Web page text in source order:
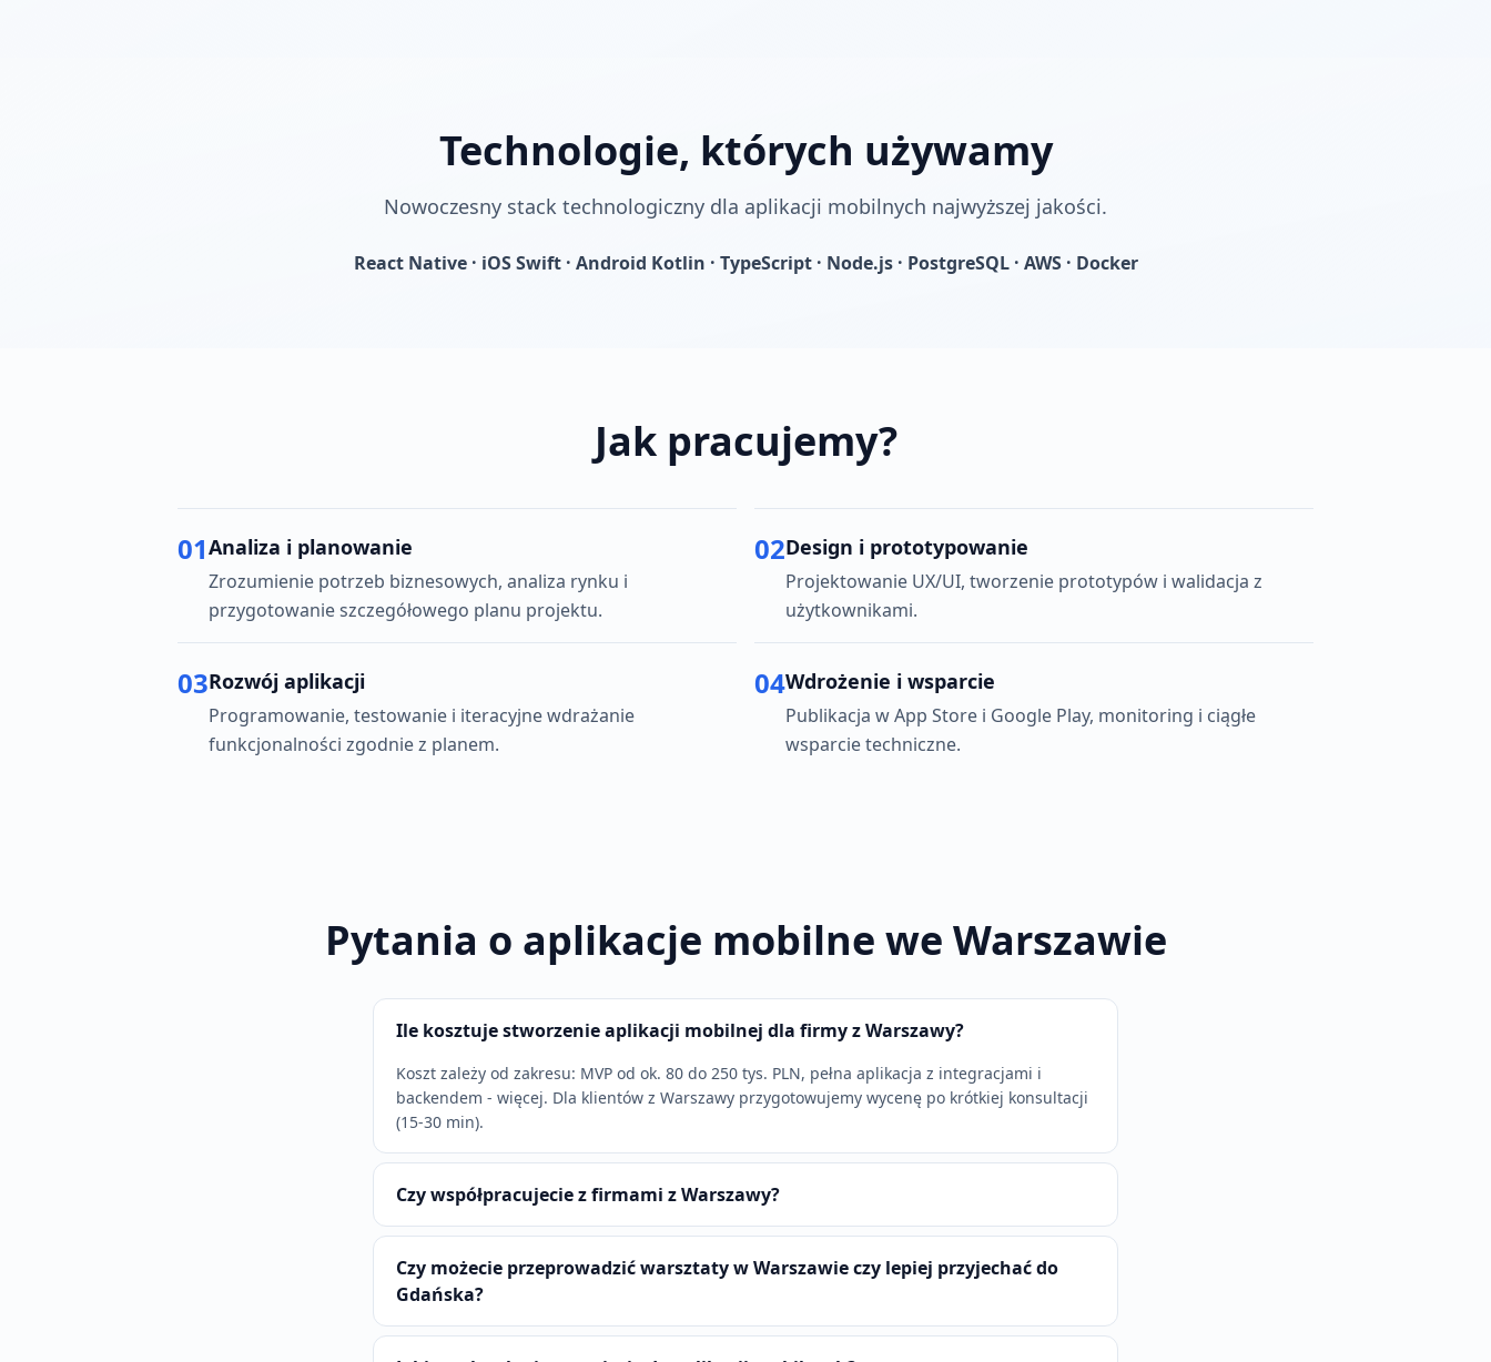
Technologie, których używamy
Nowoczesny stack technologiczny dla aplikacji mobilnych najwyższej jakości.
React Native · iOS Swift · Android Kotlin · TypeScript · Node.js · PostgreSQL · AWS · Docker
Jak pracujemy?
01Analiza i planowanie
Zrozumienie potrzeb biznesowych, analiza rynku i
przygotowanie szczegółowego planu projektu.
02Design i prototypowanie
Projektowanie UX/UI, tworzenie prototypów i walidacja z
użytkownikami.
03Rozwój aplikacji
Programowanie, testowanie i iteracyjne wdrażanie
funkcjonalności zgodnie z planem.
04Wdrożenie i wsparcie
Publikacja w App Store i Google Play, monitoring i ciągłe
wsparcie techniczne.
Pytania o aplikacje mobilne we Warszawie
Ile kosztuje stworzenie aplikacji mobilnej dla firmy z Warszawy?
Koszt zależy od zakresu: MVP od ok. 80 do 250 tys. PLN, pełna aplikacja z integracjami i
backendem - więcej. Dla klientów z Warszawy przygotowujemy wycenę po krótkiej konsultacji
(15-30 min).
Czy współpracujecie z firmami z Warszawy?
Czy możecie przeprowadzić warsztaty w Warszawie czy lepiej przyjechać do
Gdańska?